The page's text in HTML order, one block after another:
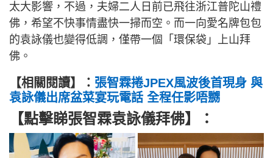
太大影響，不過，夫婦二人日前已飛往浙江普陀山禮
佛，希望不快事情盡快一掃而空。而一向愛名牌包包
的袁詠儀也變得低調，僅帶一個「環保袋」上山拜
佛。
【相關閱讀】： 張智霖捲JPEX風波後首現身 與
袁詠儀出席盆菜宴玩電話 全程任影唔嬲
【點擊睇張智霖袁詠儀拜佛】：